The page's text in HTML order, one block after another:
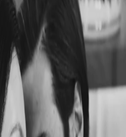
Валентина и День
вне времени
путешествием, созданным
вина и незабываемых